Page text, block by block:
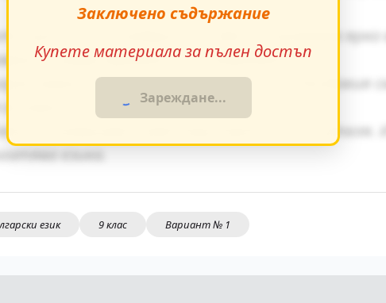
ценности и модерните идеи се проявява ярко
създава драматично напрежение.
важна роля за разбирането на по-дълбокия
теми.
разкриват майстерството на писателя.
езика.
Заключено съдържание
Купете материала за пълен достъп
Зареждане...
език 9 клас Вариант № 1